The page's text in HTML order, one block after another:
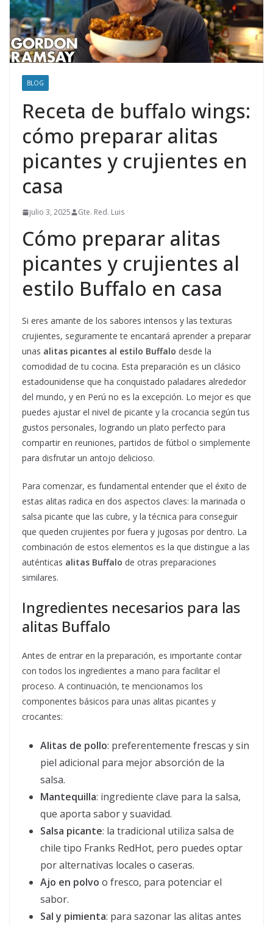
BLOG
Receta de buffalo wings:
cómo preparar alitas
picantes y crujientes en
casa
julio 3, 2025 Gte. Red. Luis
Cómo preparar alitas
picantes y crujientes al
estilo Buffalo en casa
Si eres amante de los sabores intensos y las texturas
crujientes, seguramente te encantará aprender a preparar
unas alitas picantes al estilo Buffalo desde la
comodidad de tu cocina. Esta preparación es un clásico
estadounidense que ha conquistado paladares alrededor
del mundo, y en Perú no es la excepción. Lo mejor es que
puedes ajustar el nivel de picante y la crocancia según tus
gustos personales, logrando un plato perfecto para
compartir en reuniones, partidos de fútbol o simplemente
para disfrutar un antojo delicioso.
Para comenzar, es fundamental entender que el éxito de
estas alitas radica en dos aspectos claves: la marinada o
salsa picante que las cubre, y la técnica para conseguir
que queden crujientes por fuera y jugosas por dentro. La
combinación de estos elementos es la que distingue a las
auténticas alitas Buffalo de otras preparaciones
similares.
Ingredientes necesarios para las
alitas Buffalo
Antes de entrar en la preparación, es importante contar
con todos los ingredientes a mano para facilitar el
proceso. A continuación, te mencionamos los
componentes básicos para unas alitas picantes y
crocantes:
Alitas de pollo: preferentemente frescas y sin
piel adicional para mejor absorción de la
salsa.
Mantequilla: ingrediente clave para la salsa,
que aporta sabor y suavidad.
Salsa picante: la tradicional utiliza salsa de
chile tipo Franks RedHot, pero puedes optar
por alternativas locales o caseras.
Ajo en polvo o fresco, para potenciar el
sabor.
Sal y pimienta: para sazonar las alitas antes